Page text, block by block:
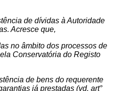
de dívidas à Autoridade
Acresce que,
no âmbito dos processos de
Conservatória do Registo
de bens do requerente
já prestadas (vd. art°